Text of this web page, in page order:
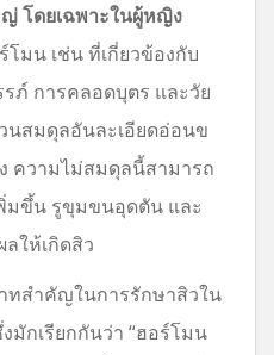
โดยเฉพาะในผู้หญิง
มน เช่น ที่เกี่ยวข้องกับ
ภ์ การคลอดบุตร และวัย
นสมดุลอันละเอียดอ่อนข
ความไม่สมดุลนี้สามารถ
มขึ้น รูขุมขนอุดตัน และ
ให้เกิดสิว
สำคัญในการรักษาสิวใน
มักเรียกกันว่า “ฮอร์โมน